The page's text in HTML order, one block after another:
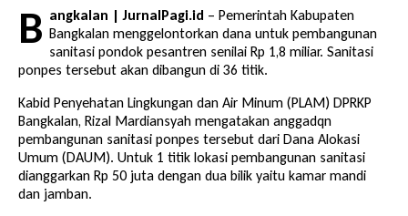
B angkalan | JurnalPagi.id – Pemerintah Kabupaten
Bangkalan menggelontorkan dana untuk pembangunan
sanitasi pondok pesantren senilai Rp 1,8 miliar. Sanitasi
ponpes tersebut akan dibangun di 36 titik.
Kabid Penyehatan Lingkungan dan Air Minum (PLAM) DPRKP
Bangkalan, Rizal Mardiansyah mengatakan anggadqn
pembangunan sanitasi ponpes tersebut dari Dana Alokasi
Umum (DAUM). Untuk 1 titik lokasi pembangunan sanitasi
dianggarkan Rp 50 juta dengan dua bilik yaitu kamar mandi
dan jamban.